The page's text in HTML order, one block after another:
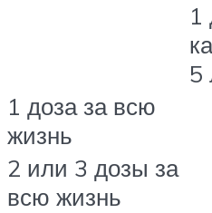
1
5
1 доза за всю
жизнь
2 или 3 дозы за
всю жизнь